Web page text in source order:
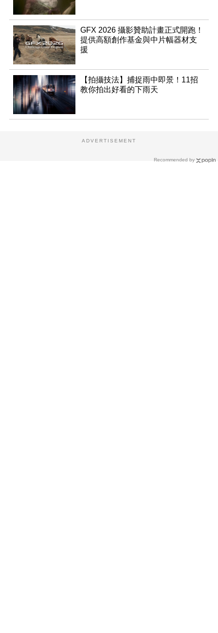
GFX 2026 攝影贊助計畫正式開跑！
提供高額創作基金與中片幅器材支
援
【拍攝技法】捕捉雨中即景！11招
教你拍出好看的下雨天
Recommended by
ADVERTISEMENT